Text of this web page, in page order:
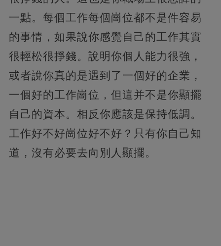
一點。每個工作每個崗位都不是件容易
的事情，如果說你感覺自己的工作其實
很輕松很掙錢。說明你個人能力很強，
或者說你真的是遇到了一個好的企業，
一個好的工作崗位，但這并不是你顯擺
自己的資本。相反你應該是保持低調。
工作好不好崗位好不好？只有你自己知
道，沒有必要去向別人顯擺。